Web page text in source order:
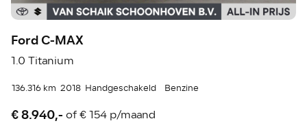
Ford C-MAX
1.0 Titanium
136.316 km 2018 Handgeschakeld Benzine
€ 8.940,- of€ 154 p/maand